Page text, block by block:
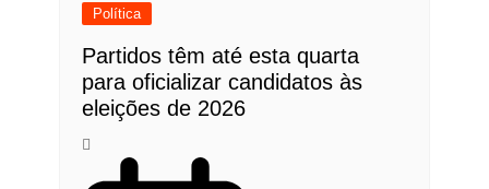
Política
Partidos têm até esta quarta
para oficializar candidatos às
eleições de 2026